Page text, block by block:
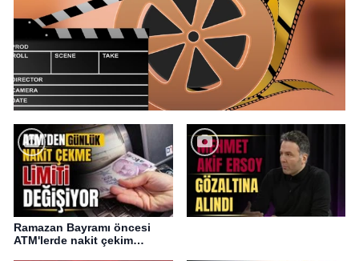
Ramazan Bayramı öncesi
ATM'lerde nakit çekim